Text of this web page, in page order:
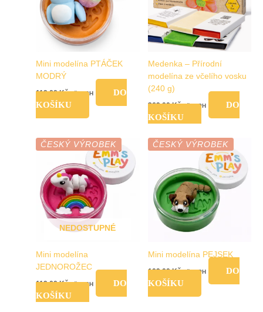
Mini modelína PTÁČEK
MODRÝ
119,00Kč vč. DPH
DO
KOŠÍKU
Medenka – Přírodní
modelína ze včelího vosku
(240 g)
369,00Kč vč. DPH
DO
KOŠÍKU
ČESKÝ VÝROBEK
NEDOSTUPNÉ
Mini modelína
JEDNOROŽEC
119,00Kč vč. DPH
DO
KOŠÍKU
ČESKÝ VÝROBEK
Mini modelína PEJSEK
109,00Kč vč. DPH
DO
KOŠÍKU